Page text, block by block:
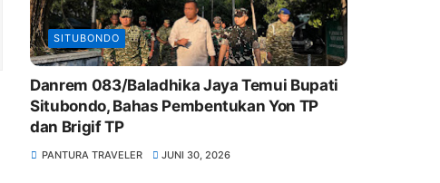
SITUBONDO
Danrem 083/Baladhika Jaya Temui Bupati
Situbondo, Bahas Pembentukan Yon TP
dan Brigif TP
PANTURA TRAVELER JUNI 30, 2026